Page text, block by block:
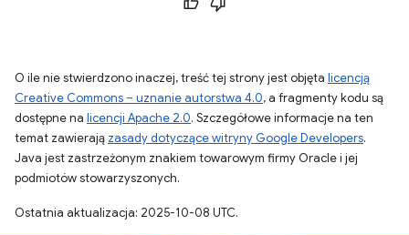
O ile nie stwierdzono inaczej, treść tej strony jest objęta licencją
Creative Commons – uznanie autorstwa 4.0, a fragmenty kodu są
dostępne na licencji Apache 2.0. Szczegółowe informacje na ten
temat zawierają zasady dotyczące witryny Google Developers.
Java jest zastrzeżonym znakiem towarowym firmy Oracle i jej
podmiotów stowarzyszonych.
Ostatnia aktualizacja: 2025-10-08 UTC.